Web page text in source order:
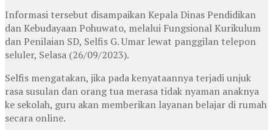
Informasi tersebut disampaikan Kepala Dinas Pendidikan
dan Kebudayaan Pohuwato, melalui Fungsional Kurikulum
dan Penilaian SD, Selfis G. Umar lewat panggilan telepon
seluler, Selasa (26/09/2023).
Selfis mengatakan, jika pada kenyataannya terjadi unjuk
rasa susulan dan orang tua merasa tidak nyaman anaknya
ke sekolah, guru akan memberikan layanan belajar di rumah
secara online.